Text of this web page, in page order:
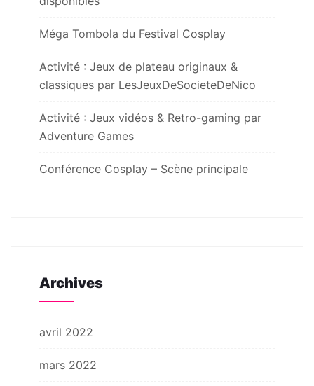
Méga Tombola du Festival Cosplay
Activité : Jeux de plateau originaux &
classiques par LesJeuxDeSocieteDeNico
Activité : Jeux vidéos & Retro-gaming par
Adventure Games
Conférence Cosplay – Scène principale
Archives
avril 2022
mars 2022